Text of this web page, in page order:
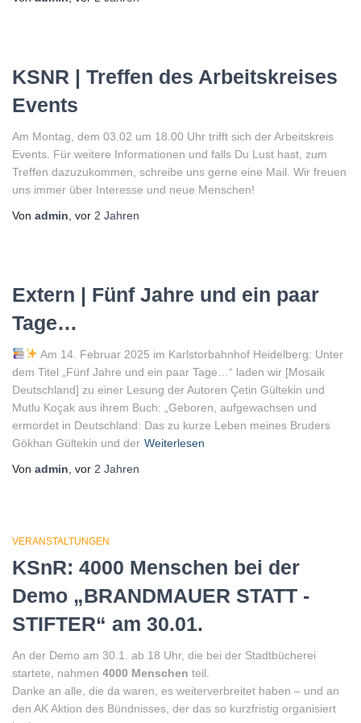
KSNR | Treffen des Arbeitskreises
Events
Am Montag, dem 03.02 um 18.00 Uhr trifft sich der Arbeitskreis
Events. Für weitere Informationen und falls Du Lust hast, zum
Treffen dazuzukommen, schreibe uns gerne eine Mail. Wir freuen
uns immer über Interesse und neue Menschen!
Von admin , vor 2 Jahren
Extern | Fünf Jahre und ein paar
Tage…
Am 14. Februar 2025 im Karlstorbahnhof Heidelberg: Unter
dem Titel „Fünf Jahre und ein paar Tage…“ laden wir [Mosaik
Deutschland] zu einer Lesung der Autoren Çetin Gültekin und
Mutlu Koçak aus ihrem Buch: „Geboren, aufgewachsen und
ermordet in Deutschland: Das zu kurze Leben meines Bruders
Gökhan Gültekin und der Weiterlesen
Von admin , vor 2 Jahren
VERANSTALTUNGEN
KSnR: 4000 Menschen bei der
Demo „BRANDMAUER STATT -
STIFTER“ am 30.01.
An der Demo am 30.1. ab 18 Uhr, die bei der Stadtbücherei
startete, nahmen 4000 Menschen teil.
Danke an alle, die da waren, es weiterverbreitet haben – und an
den AK Aktion des Bündnisses, der das so kurzfristig organisiert